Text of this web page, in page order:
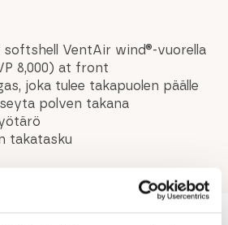
softshell VentAir wind®-vuorella
8,000) at front
joka tulee takapuolen päälle
polven takana
takatasku